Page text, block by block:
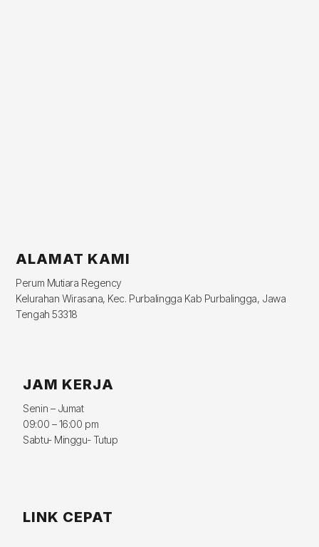
ALAMAT KAMI
Perum Mutiara Regency
Kelurahan Wirasana, Kec. Purbalingga Kab Purbalingga, Jawa
Tengah 53318
JAM KERJA
Senin – Jumat
09:00 – 16:00 pm
Sabtu- Minggu- Tutup
LINK CEPAT